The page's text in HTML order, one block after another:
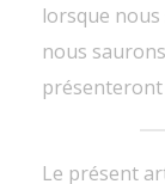
lorsque nous
nous
présenteront
Le présent